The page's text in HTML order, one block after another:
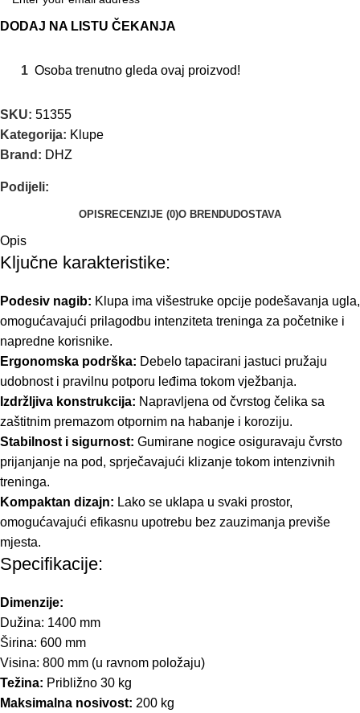
DODAJ NA LISTU ČEKANJA
1 Osoba trenutno gleda ovaj proizvod!
SKU: 51355
Kategorija: Klupe
Brand: DHZ
Podijeli:
OPISRECENZIJE (0)O BRENDUDOSTAVA
Opis
Ključne karakteristike:
Podesiv nagib: Klupa ima višestruke opcije podešavanja ugla,
omogućavajući prilagodbu intenziteta treninga za početnike i
napredne korisnike.
Ergonomska podrška: Debelo tapacirani jastuci pružaju
udobnost i pravilnu potporu leđima tokom vježbanja.
Izdržljiva konstrukcija: Napravljena od čvrstog čelika sa
zaštitnim premazom otpornim na habanje i koroziju.
Stabilnost i sigurnost: Gumirane nogice osiguravaju čvrsto
prijanjanje na pod, sprječavajući klizanje tokom intenzivnih
treninga.
Kompaktan dizajn: Lako se uklapa u svaki prostor,
omogućavajući efikasnu upotrebu bez zauzimanja previše
mjesta.
Specifikacije:
Dimenzije:
Dužina: 1400 mm
Širina: 600 mm
Visina: 800 mm (u ravnom položaju)
Težina: Približno 30 kg
Maksimalna nosivost: 200 kg